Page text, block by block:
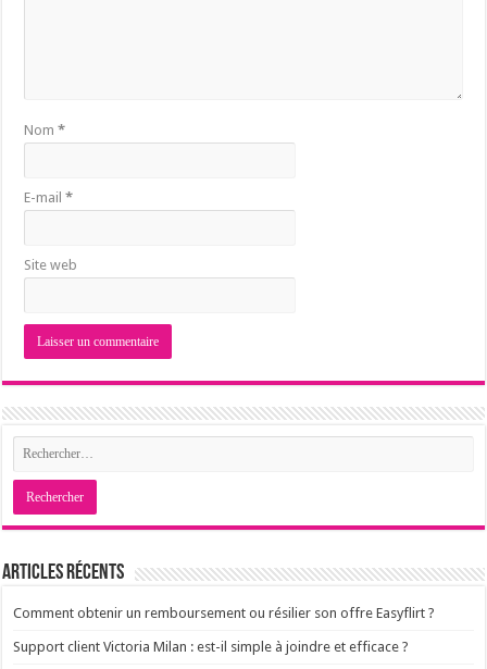
Nom*
E-mail*
Site web
Articles récents
Comment obtenir un remboursement ou résilier son offre Easyflirt ?
Support client Victoria Milan : est-il simple à joindre et efficace ?